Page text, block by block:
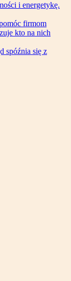
i energetykę.
firmom
kto na nich
spóźnia się z